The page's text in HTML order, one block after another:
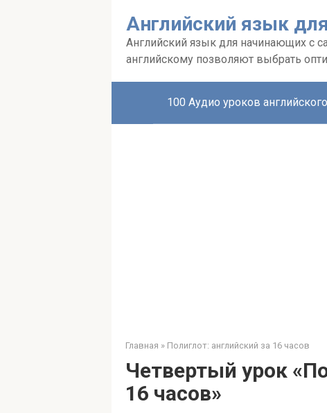
Английский язык
Английский язык для начинающих с
английскому позволяют выбрать
100 Аудио уроков английского
Главная » Полиглот: английский за 16 часов
Четвертый урок
16 часов»